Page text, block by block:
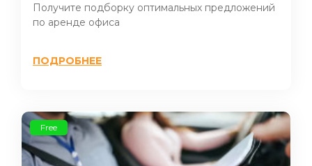
Получите подборку оптимальных предложений
по аренде офиса
ПОДРОБНЕЕ
Free